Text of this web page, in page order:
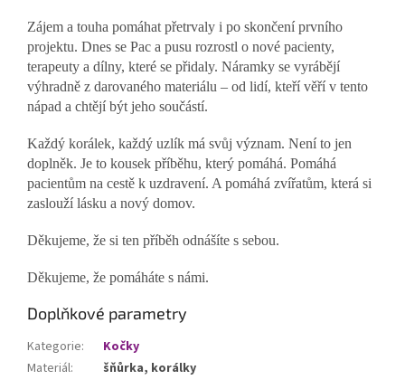
Zájem a touha pomáhat přetrvaly i po skončení prvního
projektu. Dnes se Pac a pusu rozrostl o nové pacienty,
terapeuty a dílny, které se přidaly. Náramky se vyrábějí
výhradně z darovaného materiálu – od lidí, kteří věří v tento
nápad a chtějí být jeho součástí.
Každý korálek, každý uzlík má svůj význam. Není to jen
doplněk. Je to kousek příběhu, který pomáhá. Pomáhá
pacientům na cestě k uzdravení. A pomáhá zvířatům, která si
zaslouží lásku a nový domov.
Děkujeme, že si ten příběh odnášíte s sebou.
Děkujeme, že pomáháte s námi.
Doplňkové parametry
Kategorie:
Kočky
Materiál:
šňůrka, korálky